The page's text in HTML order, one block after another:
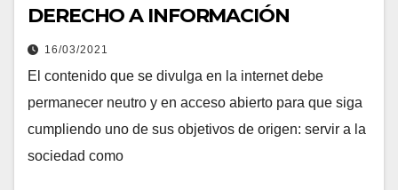
DERECHO A INFORMACIÓN
16/03/2021
El contenido que se divulga en la internet debe
permanecer neutro y en acceso abierto para que siga
cumpliendo uno de sus objetivos de origen: servir a la
sociedad como